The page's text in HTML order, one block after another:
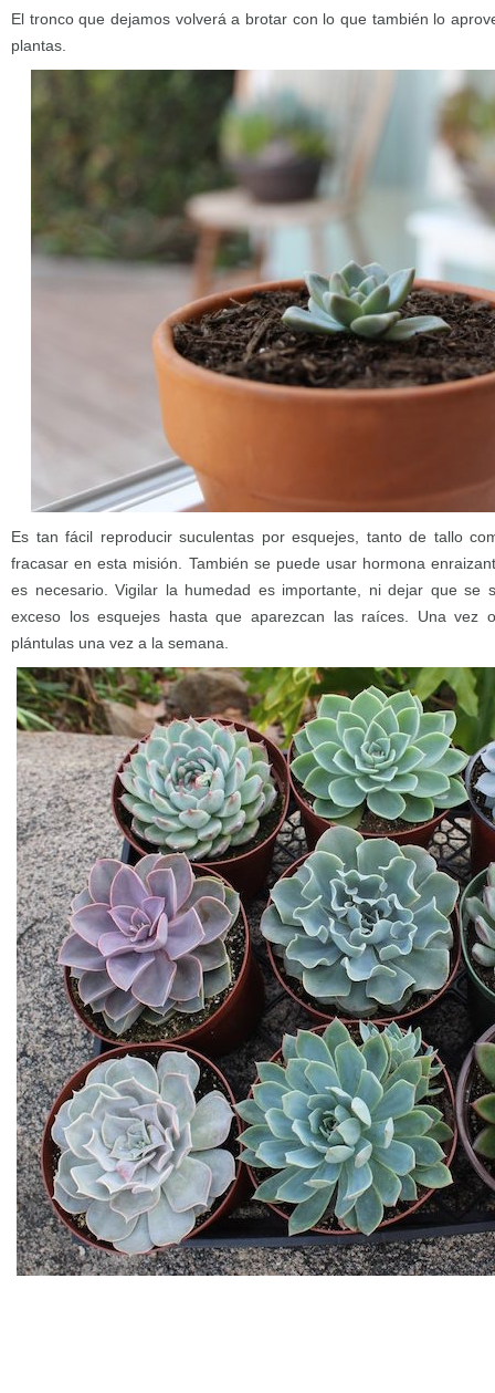
El tronco que dejamos volverá a brotar con lo que también lo
plantas.
Es tan fácil reproducir suculentas por esquejes, tanto de tallo
fracasar en esta misión. También se puede usar hormona
es necesario. Vigilar la humedad es importante, ni dejar que se
exceso los esquejes hasta que aparezcan las raíces. Una vez
plántulas una vez a la semana.